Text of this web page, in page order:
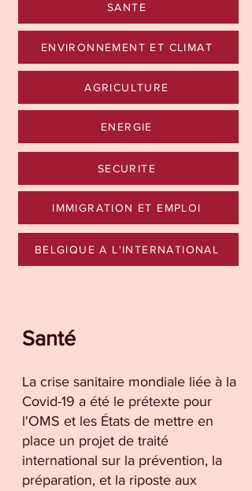
SANTE
ENVIRONNEMENT ET CLIMAT
AGRICULTURE
ENERGIE
SECURITE
IMMIGRATION ET EMPLOI
BELGIQUE A L'INTERNATIONAL
Santé
La crise sanitaire mondiale liée à la
Covid-19 a été le prétexte pour
l'OMS et les États de mettre en
place un projet de traité
international sur la prévention, la
préparation, et la riposte aux